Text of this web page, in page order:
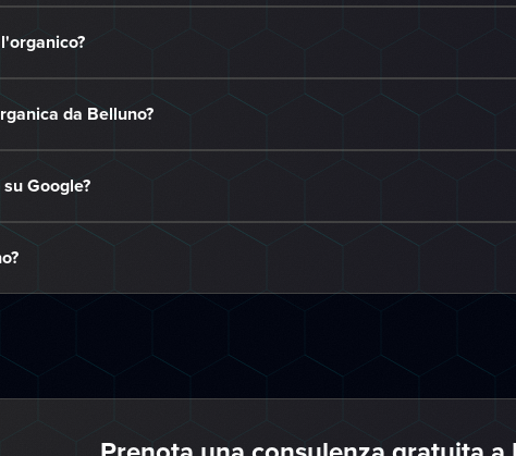
da Belluno?
Google?